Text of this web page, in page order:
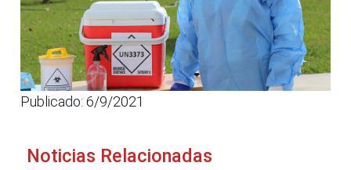
Publicado: 6/9/2021
Noticias Relacionadas